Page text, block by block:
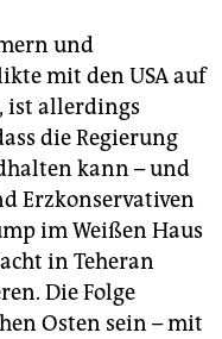
und
mit den USA auf
ist allerdings
die Regierung
kann – und
Erzkonservativen
im Weißen Haus
in Teheran
Die Folge
Osten sein – mit